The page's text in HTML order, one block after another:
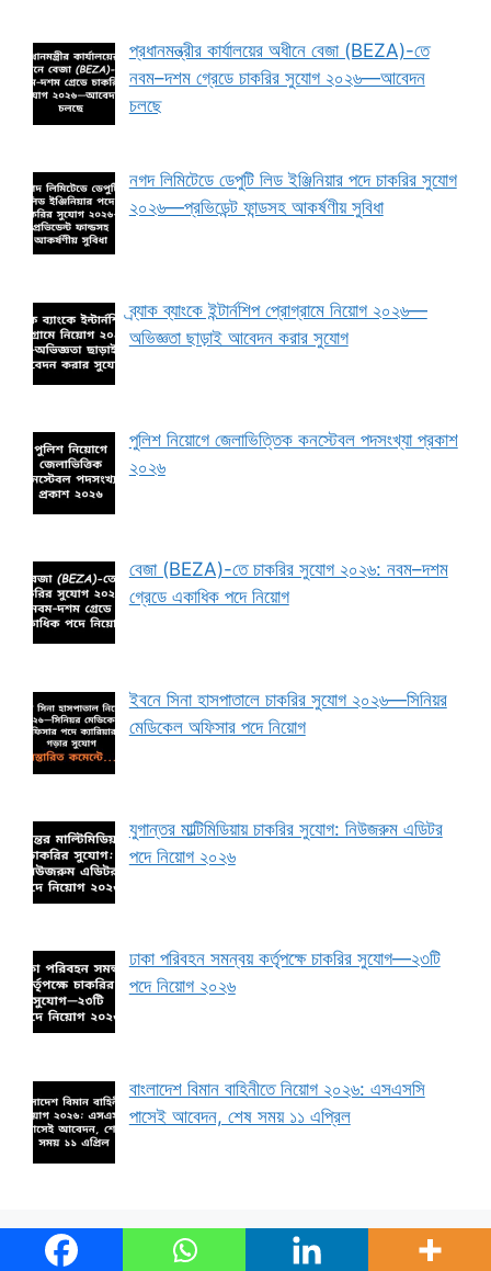
প্রধানমন্ত্রীর কার্যালয়ের অধীনে বেজা (BEZA)-তে
নবম–দশম গ্রেডে চাকরির সুযোগ ২০২৬—আবেদন
চলছে
নগদ লিমিটেডে ডেপুটি লিড ইঞ্জিনিয়ার পদে চাকরির সুযোগ
২০২৬—প্রভিডেন্ট ফান্ডসহ আকর্ষণীয় সুবিধা
ব্র্যাক ব্যাংকে ইন্টার্নশিপ প্রোগ্রামে নিয়োগ ২০২৬—
অভিজ্ঞতা ছাড়াই আবেদন করার সুযোগ
পুলিশ নিয়োগে জেলাভিত্তিক কনস্টেবল পদসংখ্যা প্রকাশ
২০২৬
বেজা (BEZA)-তে চাকরির সুযোগ ২০২৬: নবম–দশম
গ্রেডে একাধিক পদে নিয়োগ
ইবনে সিনা হাসপাতালে চাকরির সুযোগ ২০২৬—সিনিয়র
মেডিকেল অফিসার পদে নিয়োগ
যুগান্তর মাল্টিমিডিয়ায় চাকরির সুযোগ: নিউজরুম এডিটর
পদে নিয়োগ ২০২৬
ঢাকা পরিবহন সমন্বয় কর্তৃপক্ষে চাকরির সুযোগ—২৩টি
পদে নিয়োগ ২০২৬
বাংলাদেশ বিমান বাহিনীতে নিয়োগ ২০২৬: এসএসসি
পাসেই আবেদন, শেষ সময় ১১ এপ্রিল